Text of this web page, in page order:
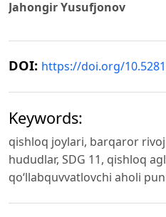
Jahongir Yusufjonov
DOI: https://doi.org/
Keywords:
qishloq joylari, barqaror
hududlar, SDG 11, qishloq
qo‘llabquvvatlovchi aholi